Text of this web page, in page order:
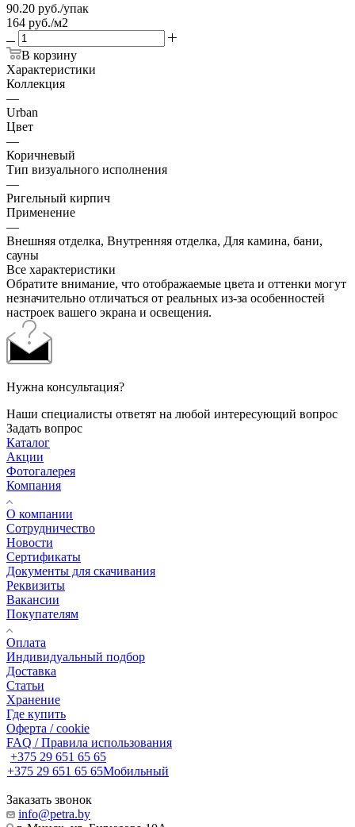
90.20 руб./упак
164 руб./м2
В корзину
Характеристики
Коллекция
—
Urban
Цвет
—
Коричневый
Тип визуального исполнения
—
Ригельный кирпич
Применение
—
Внешняя отделка, Внутренняя отделка, Для камина, бани,
сауны
Все характеристики
Обратите внимание, что отображаемые цвета и оттенки могут
незначительно отличаться от реальных из-за особенностей
настроек вашего экрана и освещения.
Нужна консультация?
Наши специалисты ответят на любой интересующий вопрос
Задать вопрос
Каталог
Акции
Фотогалерея
Компания
О компании
Сотрудничество
Новости
Сертификаты
Документы для скачивания
Реквизиты
Вакансии
Покупателям
Оплата
Индивидуальный подбор
Доставка
Статьи
Хранение
Где купить
Оферта / cookie
FAQ / Правила использования
+375 29 651 65 65
+375 29 651 65 65Мобильный
Заказать звонок
info@petra.by